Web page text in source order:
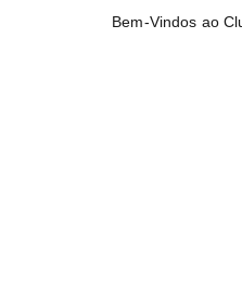
Bem-Vindos ao